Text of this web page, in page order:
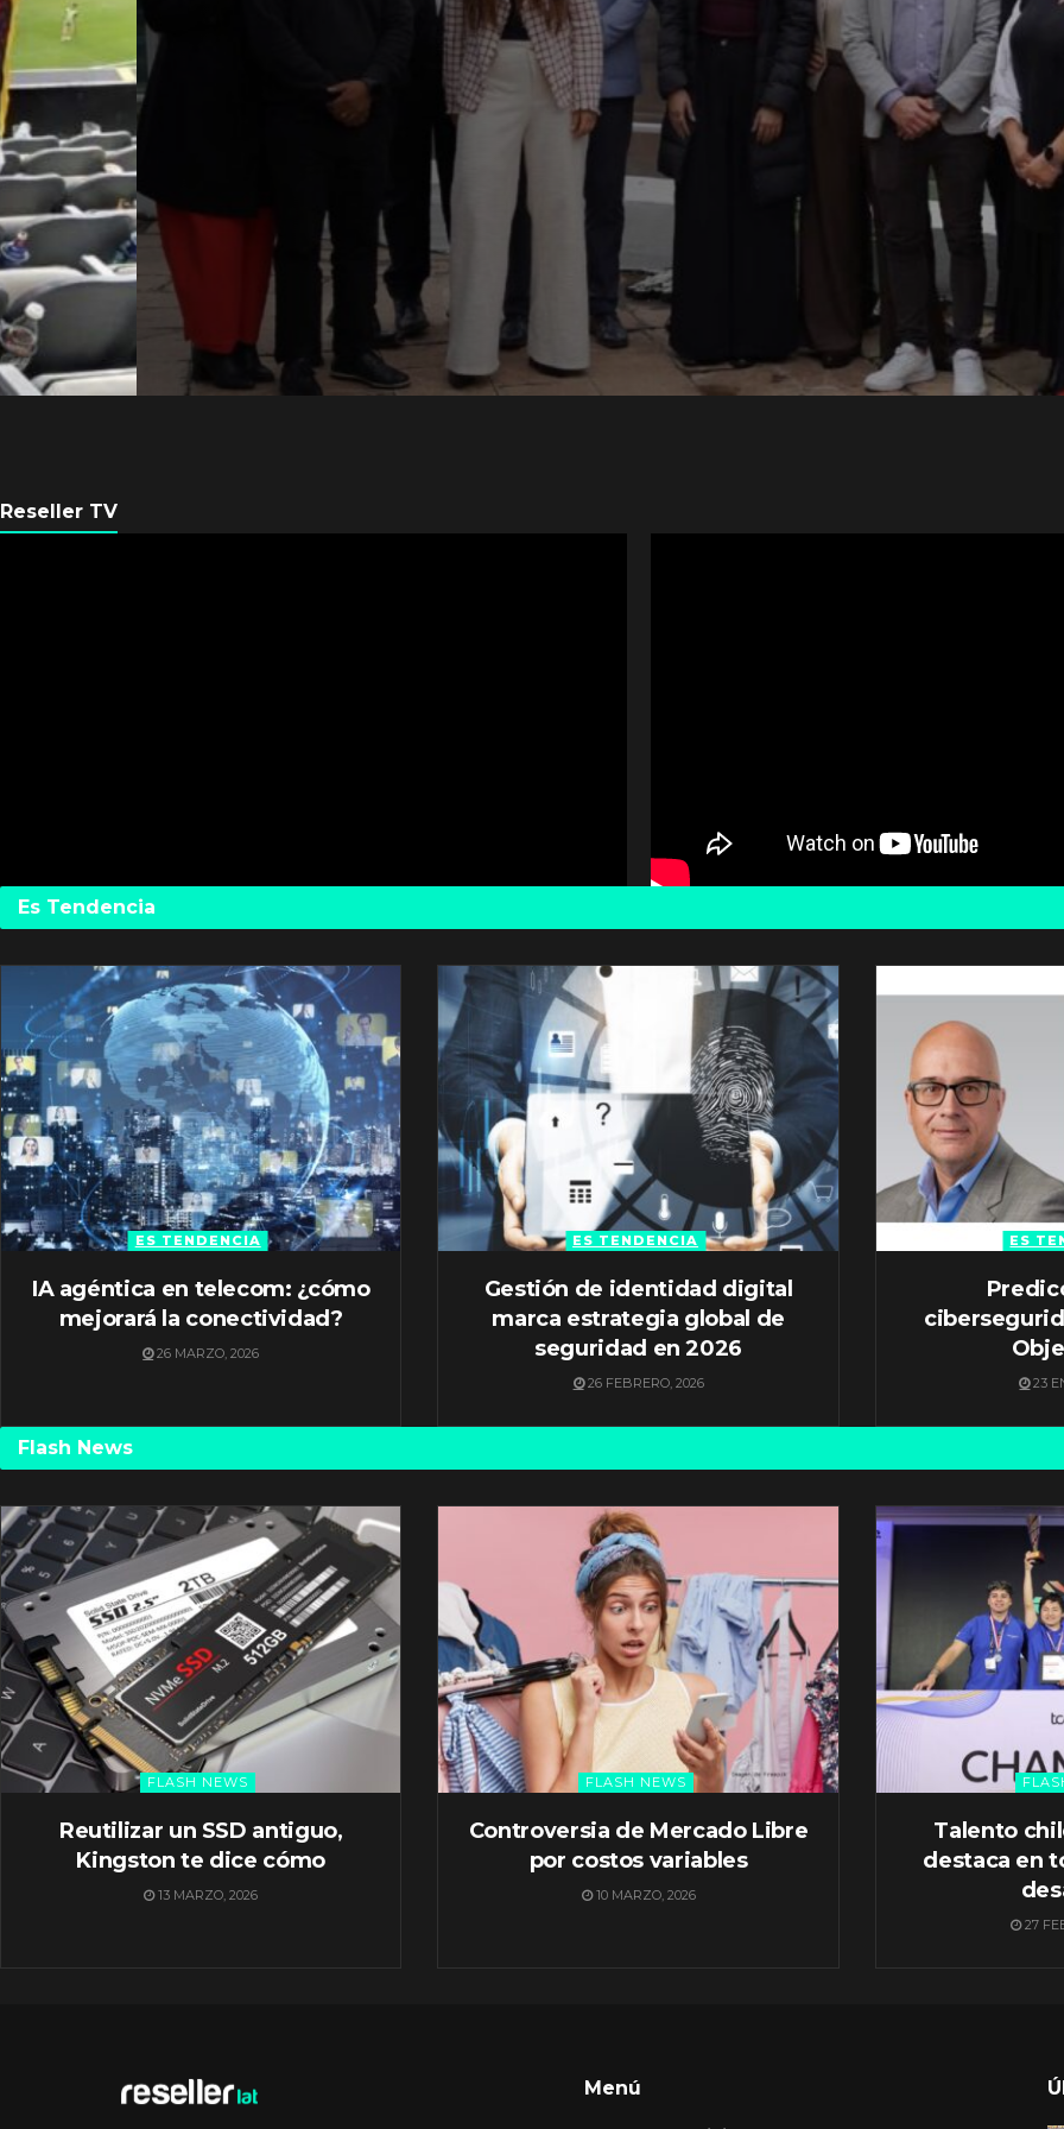
Axis Communications
Argentina se fortalece
con nueva sede
POR REDACCIÓN LATAM
Reseller TV
Es Tendencia
ES TENDENCIA
IA agéntica en telecom: ¿cómo
mejorará la conectividad?
26 MARZO, 2026
ES TENDENCIA
Gestión de identidad digital
marca estrategia global de
seguridad en 2026
26 FEBRERO, 2026
ES
23
Flash News
FLASH NEWS
Reutilizar un SSD antiguo,
Kingston te dice cómo
13 MARZO, 2026
FLASH NEWS
Controversia de Mercado Libre
por costos variables
10 MARZO, 2026
Talento
destaca en
27
Menú